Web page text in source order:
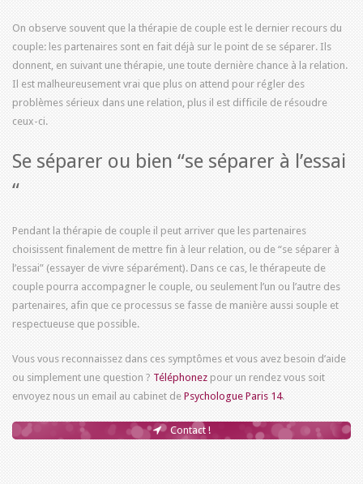
On observe souvent que la thérapie de couple est le dernier recours du
couple: les partenaires sont en fait déjà sur le point de se séparer. Ils
donnent, en suivant une thérapie, une toute dernière chance à la relation.
Il est malheureusement vrai que plus on attend pour régler des
problèmes sérieux dans une relation, plus il est difficile de résoudre
ceux-ci.
Se séparer ou bien “se séparer à l’essai
“
Pendant la thérapie de couple il peut arriver que les partenaires
choisissent finalement de mettre fin à leur relation, ou de “se séparer à
l’essai” (essayer de vivre séparément). Dans ce cas, le thérapeute de
couple pourra accompagner le couple, ou seulement l’un ou l’autre des
partenaires, afin que ce processus se fasse de manière aussi souple et
respectueuse que possible.
Vous vous reconnaissez dans ces symptômes et vous avez besoin d’aide
ou simplement une question ? Téléphonez pour un rendez vous soit
envoyez nous un email au cabinet de Psychologue Paris 14.
Contact !